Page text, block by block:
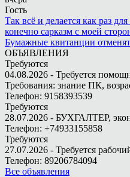
Гость
Так всё и делается как раз
конечно сарказм с моей
Бумажные квитанции
ОБЪЯВЛЕНИЯ
Требуются
04.08.2026 - Требуется
Требования: знание ПК,
Телефон: 9158393539
Требуются
28.07.2026 - БУХГАЛТЕР,
Телефон: +74933155858
Требуются
27.07.2026 - Требуется
Телефон: 89206784094
Все объявления